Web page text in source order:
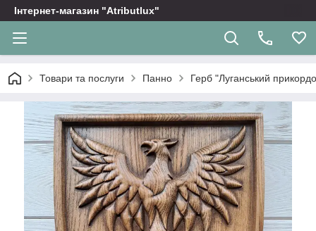
Інтернет-магазин "Atributlux"
Товари та послуги Панно Герб "Луганський